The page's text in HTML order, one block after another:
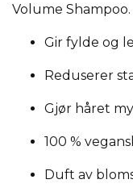
Volume Shampoo.
Gir fylde og
Reduserer
Gjør håret
100 %
Duft av